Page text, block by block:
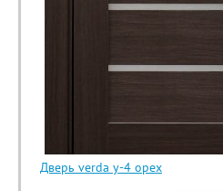
Дверь verda y-4 орех